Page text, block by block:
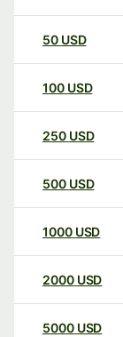
50 USD
100 USD
250 USD
500 USD
1000 USD
2000 USD
5000 USD